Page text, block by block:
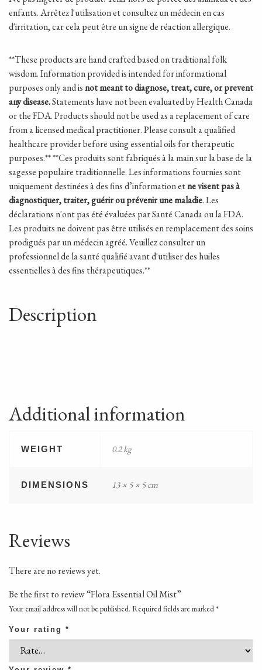
enfants. Arrêtez l'utilisation et consultez un médecin en cas
d'irritation, car cela peut être un signe de réaction allergique.
**These products are hand crafted based on traditional folk
wisdom.Information provided is intended for informational
purposes only and isnot meant to diagnose, treat, cure, or prevent
any disease.Statements have not been evaluated by Health Canada
or the FDA. Products should not be used as a replacement of care
from a licensed medical practitioner. Please consult a qualified
healthcare provider before using essential oils for therapeutic
purposes.****Ces produits sont fabriqués à la main sur la base de la
sagesse populaire traditionnelle. Les informations fournies sont
uniquement destinées à des fins d’information etne visent pas à
diagnostiquer, traiter, guérir ou prévenir une maladie. Les
déclarations n'ont pas été évaluées par Santé Canada ou la FDA.
Les produits ne doivent pas être utilisés en remplacement des soins
prodigués par un médecin agréé. Veuillez consulter un
professionnel de la santé qualifié avant d'utiliser des huiles
essentielles à des fins thérapeutiques.**
Description
Additional information
WEIGHT 0.2 kg
DIMENSIONS 13 × 5 × 5 cm
Reviews
There are no reviews yet.
Be the first to review “Flora Essential Oil Mist”
Your email address will not be published. Required fields are marked*
Your rating *